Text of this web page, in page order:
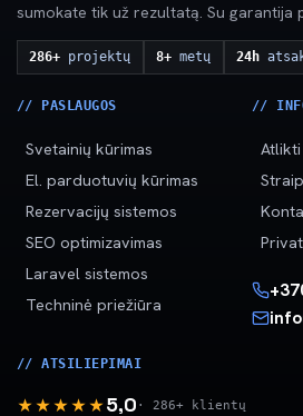
sumokate tik už rezultatą. Su garantija
286+ projektų 8+ metų 24h
// PASLAUGOS
Svetainių kūrimas
El. parduotuvių kūrimas
Rezervacijų sistemos
SEO optimizavimas
Laravel sistemos
Techninė priežiūra
//
// ATSILIEPIMAI
★★★★★5,0 · 286+ klientų